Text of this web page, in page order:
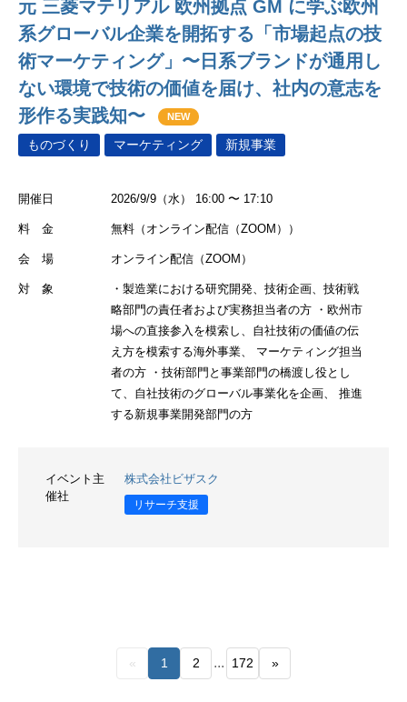
元 三菱マテリアル 欧州拠点 GM に学ぶ欧州
系グローバル企業を開拓する「市場起点の技
術マーケティング」〜日系ブランドが通用し
ない環境で技術の価値を届け、社内の意志を
形作る実践知〜
NEW
ものづくり マーケティング 新規事業
開催日 2026/9/9（水） 16:00 〜 17:10
料 金 無料（オンライン配信（ZOOM））
会 場 オンライン配信（ZOOM）
対 象
・製造業における研究開発、技術企画、技術戦
略部門の責任者および実務担当者の方 ・欧州市
場への直接参入を模索し、自社技術の価値の伝
え方を模索する海外事業、 マーケティング担当
者の方 ・技術部門と事業部門の橋渡し役とし
て、自社技術のグローバル事業化を企画、 推進
する新規事業開発部門の方
イベント主
催社
株式会社ビザスク
リサーチ支援
« 1 2 ... 172 »